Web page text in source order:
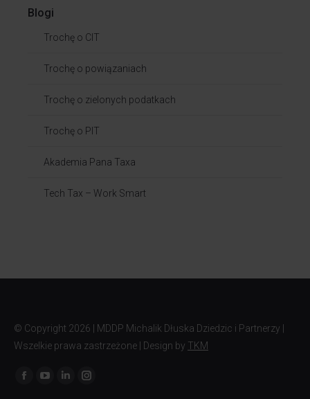
Blogi
Trochę o CIT
Trochę o powiązaniach​
Trochę o zielonych podatkach
Trochę o PIT
Akademia Pana Taxa
Tech Tax – Work Smart
© Copyright 2026 | MDDP Michalik Dłuska Dziedzic i Partnerzy |
Wszelkie prawa zastrzeżone | Design by TKM
Znajdź nas na: